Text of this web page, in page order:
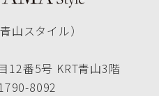
山スタイル）
12番5号 KRT青山3階
8092